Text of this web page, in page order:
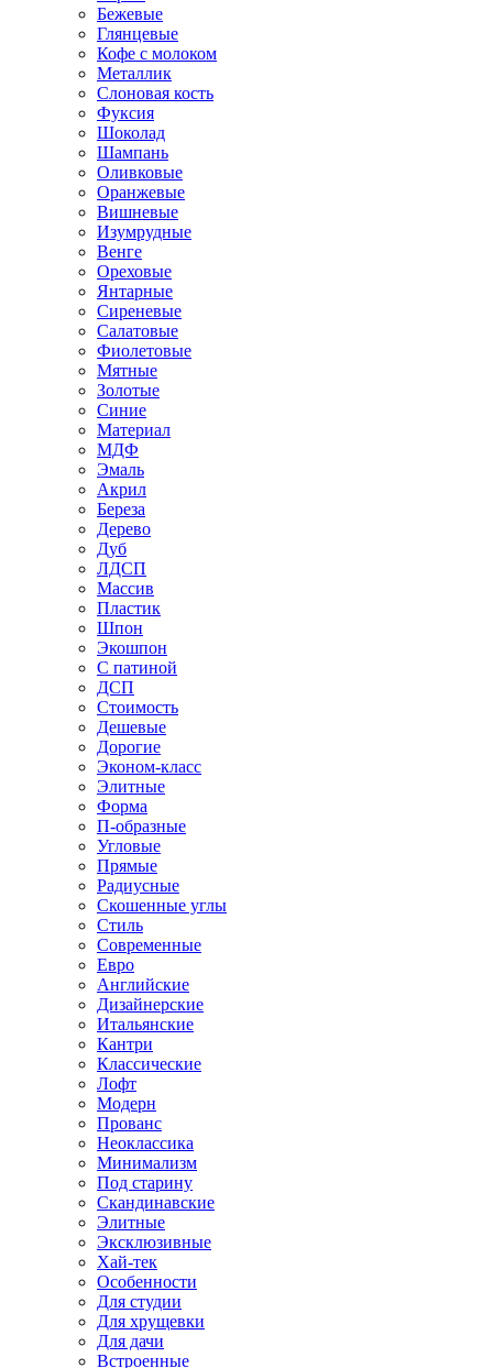
Бежевые
Глянцевые
Кофе с молоком
Металлик
Слоновая кость
Фуксия
Шоколад
Шампань
Оливковые
Оранжевые
Вишневые
Изумрудные
Венге
Ореховые
Янтарные
Сиреневые
Салатовые
Фиолетовые
Мятные
Золотые
Синие
Материал
МДФ
Эмаль
Акрил
Береза
Дерево
Дуб
ЛДСП
Массив
Пластик
Шпон
Экошпон
С патиной
ДСП
Стоимость
Дешевые
Дорогие
Эконом-класс
Элитные
Форма
П-образные
Угловые
Прямые
Радиусные
Скошенные углы
Стиль
Современные
Евро
Английские
Дизайнерские
Итальянские
Кантри
Классические
Лофт
Модерн
Прованс
Неоклассика
Минимализм
Под старину
Скандинавские
Элитные
Эксклюзивные
Хай-тек
Особенности
Для студии
Для хрущевки
Для дачи
Встроенные